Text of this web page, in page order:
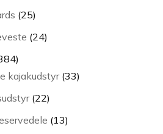
varer2525
varer
2424
384
varer
kajakudstyr 3333
2222
varer
1313